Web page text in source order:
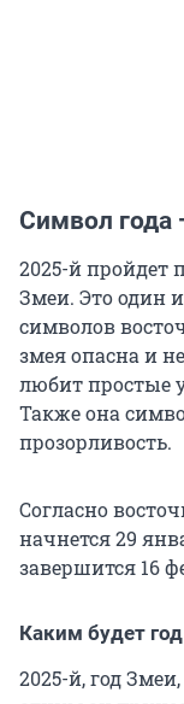
Символ года
2025-й пройдет
Змеи. Это один
символов
змея опасна и
любит простые
Также она
прозорливость.
Согласно
начнется 29
завершится 16
Каким будет
2025-й, год